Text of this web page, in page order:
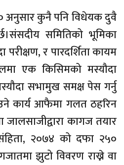
अनुसार कुनै पनि विधेयक दुवै
समितिको भूमिका
परीक्षण, र पारदर्शिता कायम
एक किसिमको मस्यौदा
सभामुख समक्ष पेस गर्नु
कार्य आफैमा गलत ठहरिन
कागज तयार
२०७४ को दफा २५०
झुटो विवरण राख्ने वा